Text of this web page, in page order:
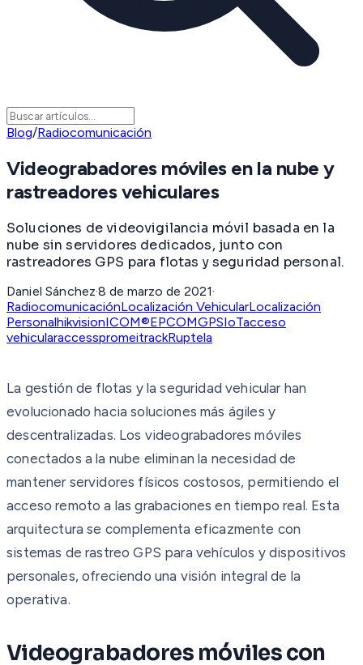
Blog/Radiocomunicación
Videograbadores móviles en la nube y
rastreadores vehiculares
Soluciones de videovigilancia móvil basada en la
nube sin servidores dedicados, junto con
rastreadores GPS para flotas y seguridad personal.
Daniel Sánchez·8 de marzo de 2021·
RadiocomunicaciónLocalización VehicularLocalización
PersonalhikvisionICOM®EPCOMGPSIoTacceso
vehicularaccesspromeitrackRuptela
La gestión de flotas y la seguridad vehicular han
evolucionado hacia soluciones más ágiles y
descentralizadas. Los videograbadores móviles
conectados a la nube eliminan la necesidad de
mantener servidores físicos costosos, permitiendo el
acceso remoto a las grabaciones en tiempo real. Esta
arquitectura se complementa eficazmente con
sistemas de rastreo GPS para vehículos y dispositivos
personales, ofreciendo una visión integral de la
operativa.
Videograbadores móviles con